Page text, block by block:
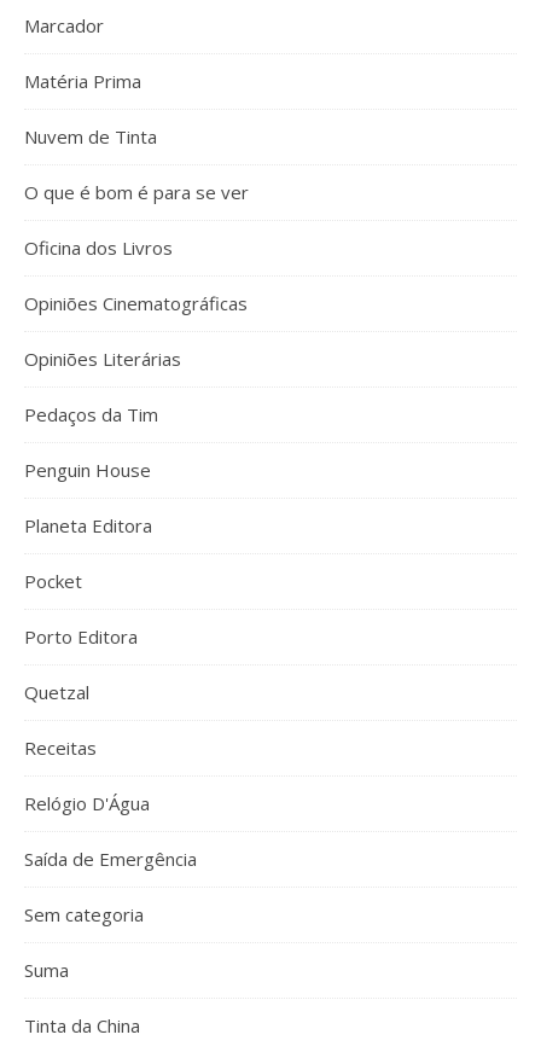
Marcador
Matéria Prima
Nuvem de Tinta
O que é bom é para se ver
Oficina dos Livros
Opiniões Cinematográficas
Opiniões Literárias
Pedaços da Tim
Penguin House
Planeta Editora
Pocket
Porto Editora
Quetzal
Receitas
Relógio D'Água
Saída de Emergência
Sem categoria
Suma
Tinta da China